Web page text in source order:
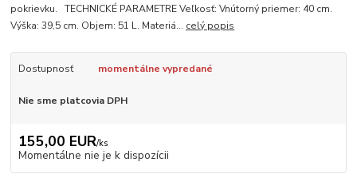
pokrievku. TECHNICKÉ PARAMETRE Veľkosť: Vnútorný priemer: 40 cm.
Výška: 39,5 cm. Objem: 51 L. Materiá... celý popis
Dostupnosť momentálne vypredané
Nie sme platcovia DPH
155,00 EUR/ks
Momentálne nie je k dispozícii